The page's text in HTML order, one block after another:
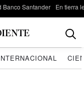
Banco Santander En tierra